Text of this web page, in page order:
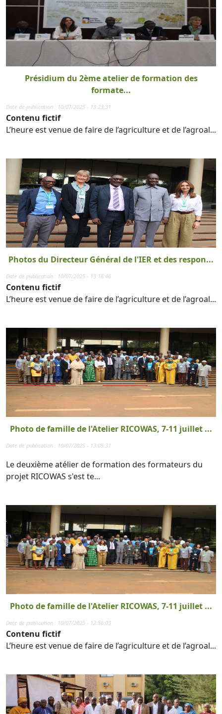
Présidium du 2ème atelier de formation des
formate...
Date de publication : 10/07/2025 - 13:23:31
Contenu fictif
L’heure est venue de faire de l’agriculture et de l’agroal...
Photos du Directeur Général de l'IER et des respon...
Date de publication : 10/07/2025 - 13:16:46
Contenu fictif
L’heure est venue de faire de l’agriculture et de l’agroal...
Photo de famille de l'Atelier RICOWAS, 7-11 juillet ...
Date de publication : 10/07/2025 - 13:05:31
Le deuxième atélier de formation des formateurs du
projet RICOWAS s'est te...
Photo de famille de l'Atelier RICOWAS, 7-11 juillet ...
Date de publication : 10/07/2025 - 12:56:03
Contenu fictif
L’heure est venue de faire de l’agriculture et de l’agroal...